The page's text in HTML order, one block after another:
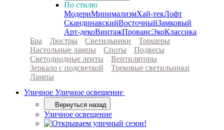
По стилю
МодернМинимализмХай-текЛофт
СкандинавскийВосточныйЗамковый
Арт-декоВинтажПровансЭкоКлассика
Бра
Люстры Светильники
Торшеры
Настольные лампы
Споты
Подвесы
Светодиодные ленты
Вентиляторы
Зеркало с подсветкой
Трековые светильники
Лампы
Уличное Уличное освещение
Вернуться назад
Уличное освещение